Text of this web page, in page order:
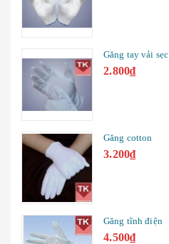
Găng tay vải sẹc
2.800₫
Găng cotton
3.200₫
Găng tĩnh điện
4.500₫